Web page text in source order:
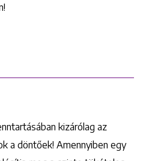
kizárólag az
a döntőek! Amennyiben egy